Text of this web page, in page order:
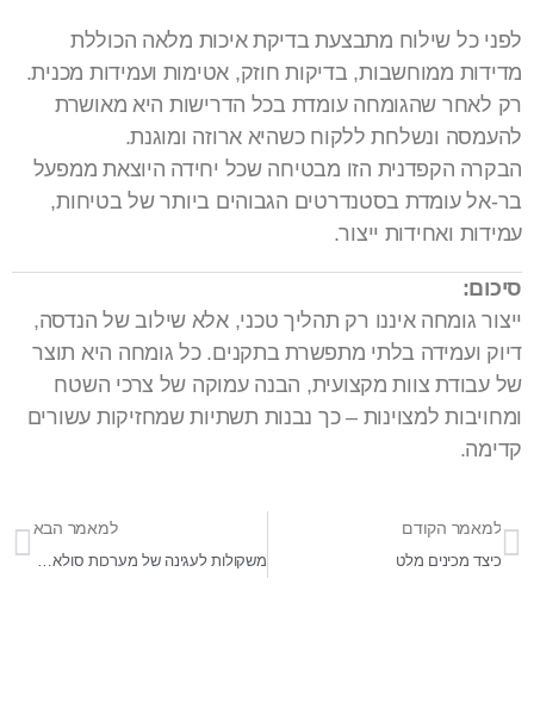
לפני כל שילוח מתבצעת בדיקת איכות מלאה הכוללת
מדידות ממוחשבות, בדיקות חוזק, אטימות ועמידות מכנית.
רק לאחר שהגומחה עומדת בכל הדרישות היא מאושרת
להעמסה ונשלחת ללקוח כשהיא ארוזה ומוגנת.
הבקרה הקפדנית הזו מבטיחה שכל יחידה היוצאת ממפעל
בר-אל עומדת בסטנדרטים הגבוהים ביותר של בטיחות,
עמידות ואחידות ייצור.
סיכום:
ייצור גומחה איננו רק תהליך טכני, אלא שילוב של הנדסה,
דיוק ועמידה בלתי מתפשרת בתקנים. כל גומחה היא תוצר
של עבודת צוות מקצועית, הבנה עמוקה של צרכי השטח
ומחויבות למצוינות – כך נבנות תשתיות שמחזיקות עשורים
קדימה.
למאמר הקודם
כיצד מכינים מלט
למאמר הבא
משקולות לעגינה של מערכות סולאריות צפות – פתרון יציב לעולם ירוק